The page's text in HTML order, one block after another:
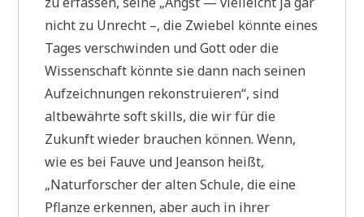
nicht zu Unrecht –, die Zwiebel könnte eines
Tages verschwinden und Gott oder die
Wissenschaft könnte sie dann nach seinen
Aufzeichnungen rekonstruieren“, sind
altbewährte soft skills, die wir für die
Zukunft wieder brauchen können. Wenn,
wie es bei Fauve und Jeanson heißt,
„Naturforscher der alten Schule, die eine
Pflanze erkennen, aber auch in ihrer